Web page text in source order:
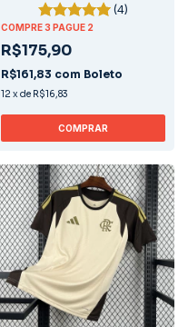
(4)
COMPRE 3 PAGUE 2
R$175,90
R$161,83 com Boleto
12 x de R$16,83
COMPRAR